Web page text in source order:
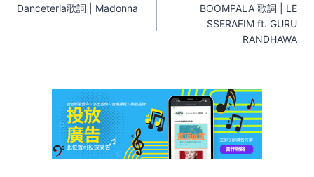
navigation
Danceteria歌詞 | Madonna
BOOMPALA 歌詞 | LE
SSERAFIM ft. GURU
RANDHAWA